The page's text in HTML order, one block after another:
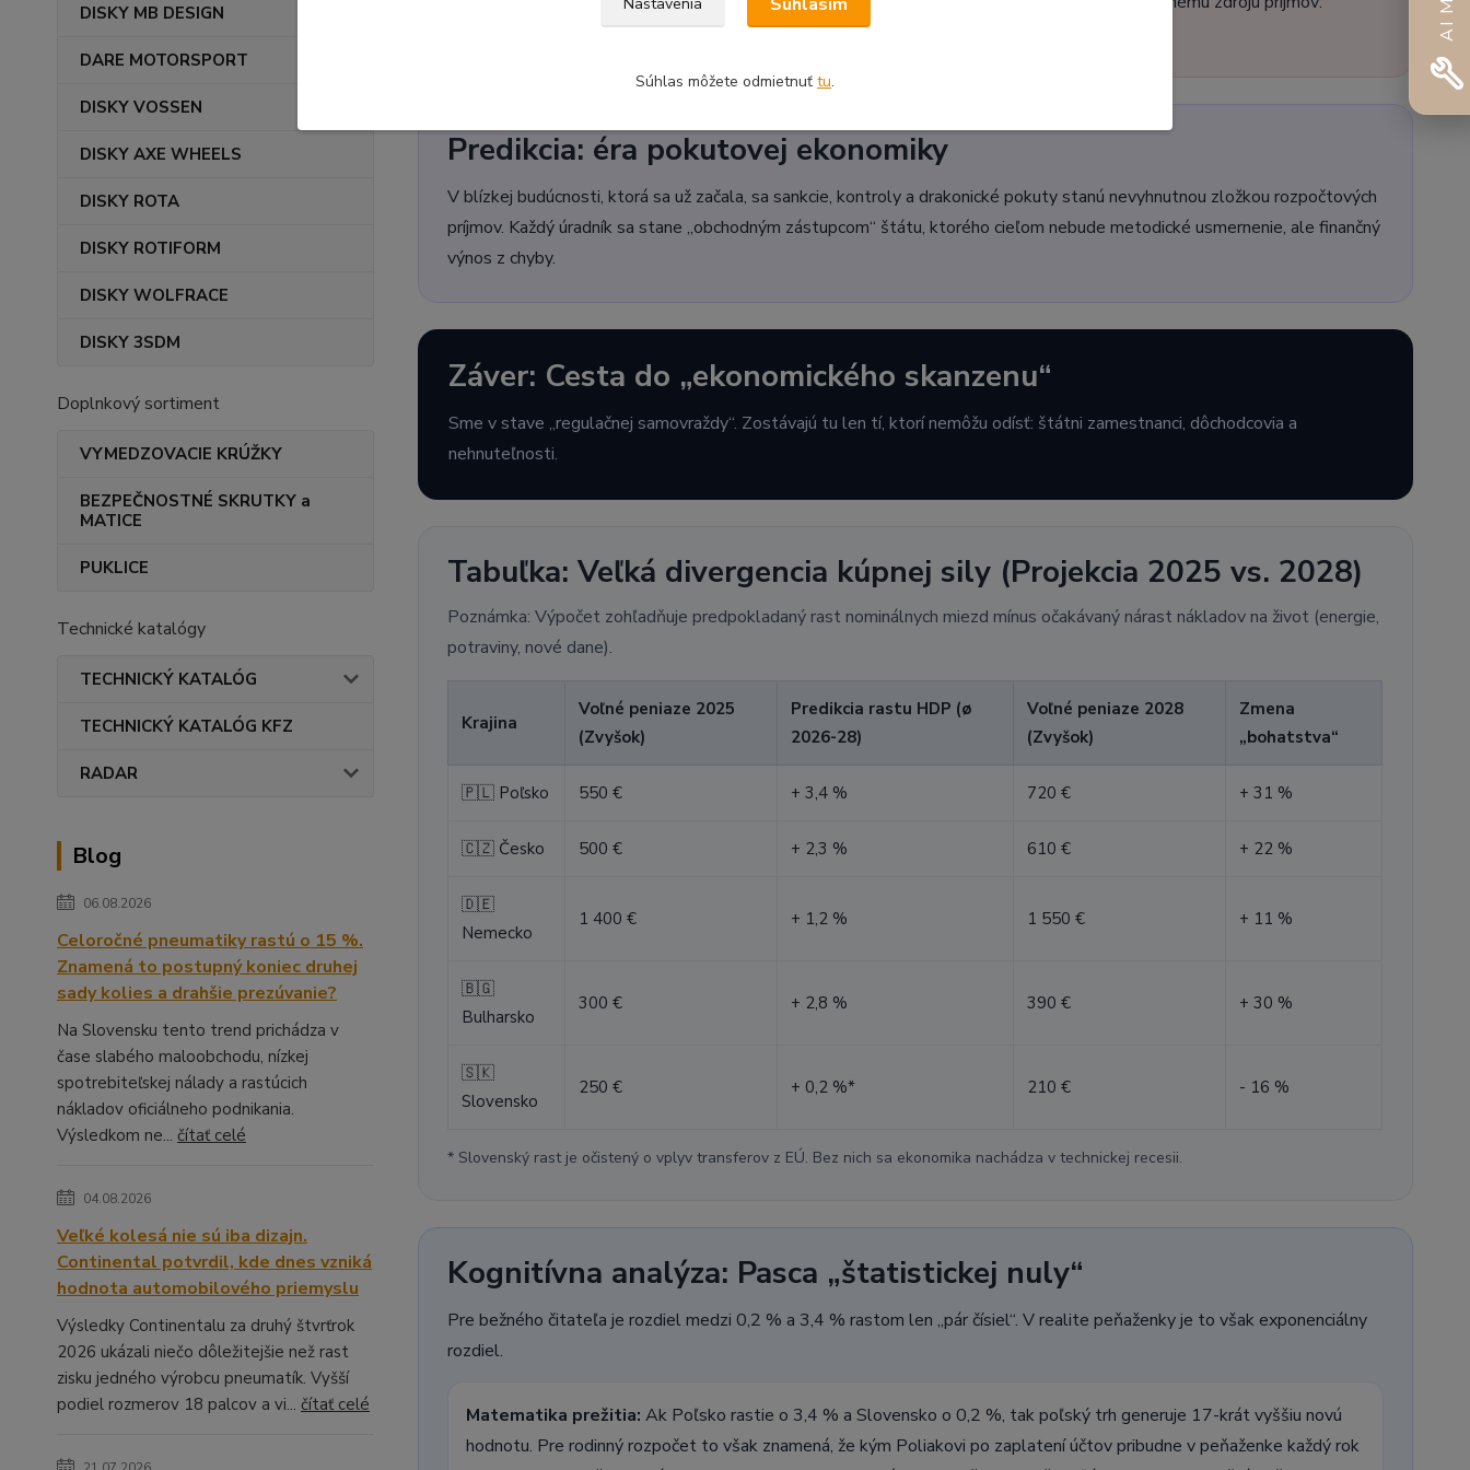
DISKY MB DESIGN
DARE MOTORSPORT
DISKY VOSSEN
DISKY AXE WHEELS
DISKY ROTA
DISKY ROTIFORM
DISKY WOLFRACE
DISKY 3SDM
Doplnkový sortiment
VYMEDZOVACIE KRÚŽKY
BEZPEČNOSTNÉ SKRUTKY a
MATICE
PUKLICE
Technické katalógy
TECHNICKÝ KATALÓG
TECHNICKÝ KATALÓG KFZ
RADAR
Blog
06.08.2026
Celoročné pneumatiky rastú o 15 %.
Znamená to postupný koniec druhej
sady kolies a drahšie prezúvanie?
Na Slovensku tento trend prichádza v
čase slabého maloobchodu, nízkej
spotrebiteľskej nálady a rastúcich
nákladov oficiálneho podnikania.
Výsledkom ne... čítať celé
04.08.2026
Veľké kolesá nie sú iba dizajn.
Continental potvrdil, kde dnes vzniká
hodnota automobilového priemyslu
Výsledky Continentalu za druhý štvrťrok
2026 ukázali niečo dôležitejšie než rast
zisku jedného výrobcu pneumatík. Vyšší
podiel rozmerov 18 palcov a vi... čítať celé
Predikcia: éra pokutovej ekonomiky
V blízkej budúcnosti, ktorá sa už začala, sa sankcie, kontroly a drakonické pokuty stanú nevyhnutnou zložkou rozpočtových
príjmov. Každý úradník sa stane „obchodným zástupcom“ štátu, ktorého cieľom nebude metodické usmernenie, ale finančný
výnos z chyby.
Záver: Cesta do „ekonomického skanzenu“
Sme v stave „regulačnej samovraždy“. Zostávajú tu len tí, ktorí nemôžu odísť: štátni zamestnanci, dôchodcovia a
nehnuteľnosti.
Tabuľka: Veľká divergencia kúpnej sily (Projekcia 2025 vs. 2028)
Poznámka: Výpočet zohľadňuje predpokladaný rast nominálnych miezd mínus očakávaný nárast nákladov na život (energie,
potraviny, nové dane).
Krajina
Voľné peniaze 2025
(Zvyšok)
Predikcia rastu HDP (ø
2026-28)
Voľné peniaze 2028
(Zvyšok)
Zmena
„bohatstva“
🇵🇱 Poľsko 550 € + 3,4 % 720 € + 31 %
🇨🇿 Česko 500 € + 2,3 % 610 € + 22 %
🇩🇪
Nemecko
1 400 € + 1,2 % 1 550 € + 11 %
🇧🇬
Bulharsko
300 € + 2,8 % 390 € + 30 %
🇸🇰
Slovensko
250 € + 0,2 %* 210 € - 16 %
* Slovenský rast je očistený o vplyv transferov z EÚ. Bez nich sa ekonomika nachádza v technickej recesii.
Kognitívna analýza: Pasca „štatistickej nuly“
Pre bežného čitateľa je rozdiel medzi 0,2 % a 3,4 % rastom len „pár čísiel“. V realite peňaženky je to však exponenciálny
rozdiel.
Matematika prežitia: Ak Poľsko rastie o 3,4 % a Slovensko o 0,2 %, tak poľský trh generuje 17-krát vyššiu novú
hodnotu. Pre rodinný rozpočet to však znamená, že kým Poliakovi po zaplatení účtov pribudne v peňaženke každý rok
Súhlas môžete odmietnuť tu.